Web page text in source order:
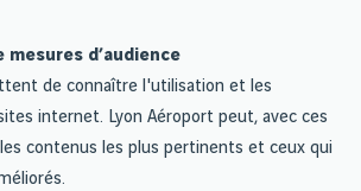
mesures d’audience
de connaître l'utilisation et les
internet. Lyon Aéroport peut, avec ces
contenus les plus pertinents et ceux qui